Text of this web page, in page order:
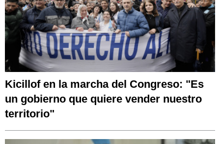
Kicillof en la marcha del Congreso: "Es
un gobierno que quiere vender nuestro
territorio"